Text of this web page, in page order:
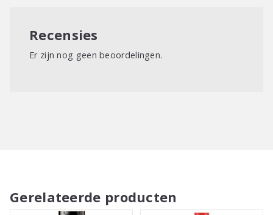
Recensies
Er zijn nog geen beoordelingen.
Gerelateerde producten